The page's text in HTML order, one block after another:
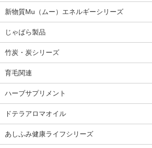
新物質Mu（ムー）エネルギーシリーズ
じゃばら製品
竹炭・炭シリーズ
育毛関連
ハーブサプリメント
ドテラアロマオイル
あしふみ健康ライフシリーズ